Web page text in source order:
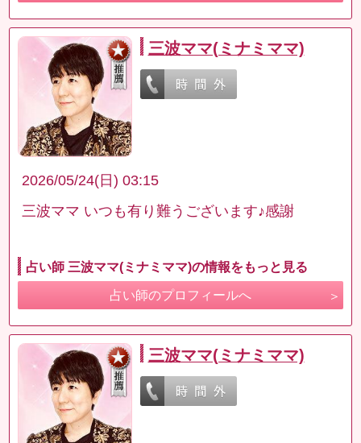
三波ママ(ミナミママ)
2026/05/24(日) 03:15
三波ママ いつも有り難うございます♪感謝
占い師 三波ママ(ミナミママ)の情報をもっと見る
占い師のプロフィールへ
三波ママ(ミナミママ)